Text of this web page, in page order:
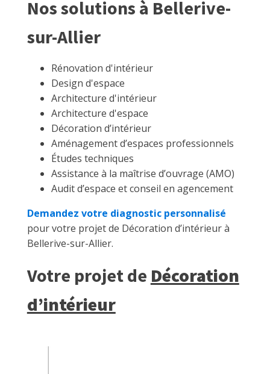
Nos solutions à Bellerive-
sur-Allier
Rénovation d'intérieur
Design d'espace
Architecture d'intérieur
Architecture d'espace
Décoration d’intérieur
Aménagement d’espaces professionnels
Études techniques
Assistance à la maîtrise d’ouvrage (AMO)
Audit d’espace et conseil en agencement
Demandez votre diagnostic personnalisé
pour votre projet de Décoration d’intérieur à
Bellerive-sur-Allier.
Votre projet de Décoration
d’intérieur